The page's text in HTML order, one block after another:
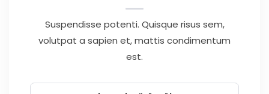
Suspendisse potenti. Quisque risus sem,
volutpat a sapien et, mattis condimentum
est.